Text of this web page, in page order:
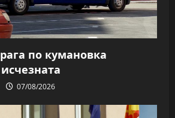
пo кумановка
07/08/2026